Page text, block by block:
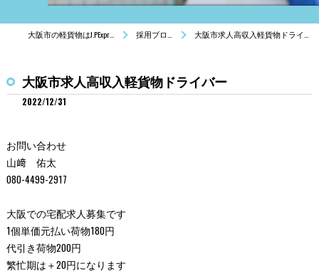
大阪市の軽貨物はJ.PExpress 採用ブログ 大阪市求人高収入軽貨物ドライバー
大阪市求人高収入軽貨物ドライバー
2022/12/31
お問い合わせ
山﨑 佑太
080-4499-2917
大阪での宅配求人募集です
1個単価元払い荷物180円
代引き荷物200円
繁忙期は＋20円になります